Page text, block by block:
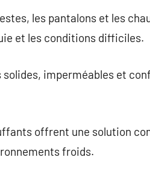
les pantalons et les
et les conditions difficiles.
imperméables et
offrent une solution
froids.